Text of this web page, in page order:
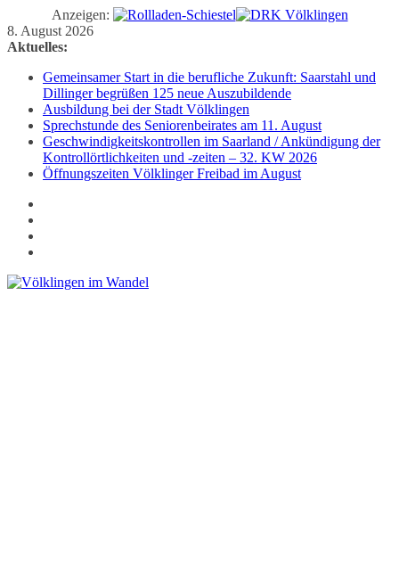
Anzeigen:
Zum
Inhalt
8. August 2026
Aktuelles:
Gemeinsamer Start in die berufliche Zukunft: Saarstahl und
Dillinger begrüßen 125 neue Auszubildende
Ausbildung bei der Stadt Völklingen
Sprechstunde des Seniorenbeirates am 11. August
Geschwindigkeitskontrollen im Saarland / Ankündigung der
Kontrollörtlichkeiten und -zeiten – 32. KW 2026
Öffnungszeiten Völklinger Freibad im August